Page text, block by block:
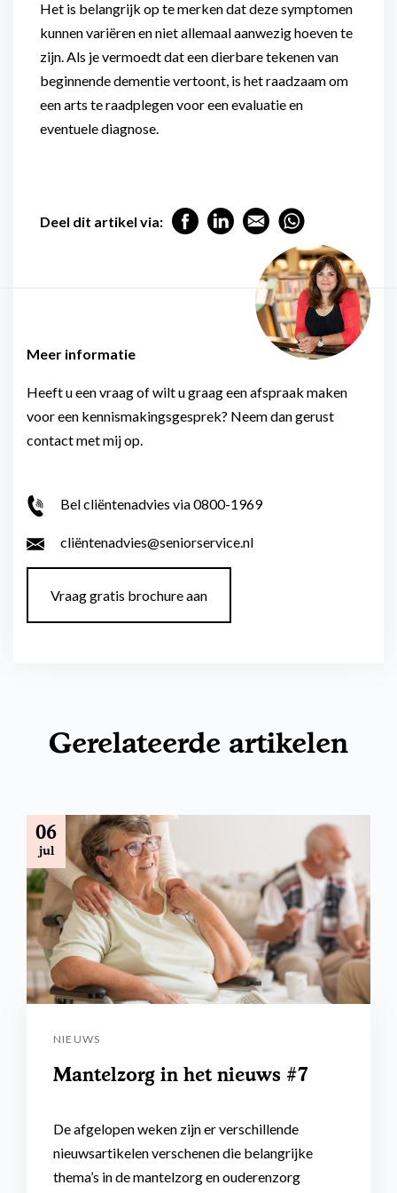
Het is belangrijk op te merken dat deze symptomen
kunnen variëren en niet allemaal aanwezig hoeven te
zijn. Als je vermoedt dat een dierbare tekenen van
beginnende dementie vertoont, is het raadzaam om
een arts te raadplegen voor een evaluatie en
eventuele diagnose.
Deel dit artikel via:
Meer informatie
Heeft u een vraag of wilt u graag een afspraak maken
voor een kennismakingsgesprek? Neem dan gerust
contact met mij op.
Bel cliëntenadvies via 0800-1969
cliëntenadvies@seniorservice.nl
Vraag gratis brochure aan
Gerelateerde artikelen
06
jul
NIEUWS
Mantelzorg in het nieuws #7
De afgelopen weken zijn er verschillende
nieuwsartikelen verschenen die belangrijke
thema’s in de mantelzorg en ouderenzorg